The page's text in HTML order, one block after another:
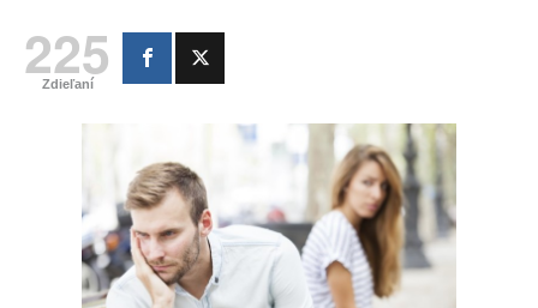
225
Zdieľaní